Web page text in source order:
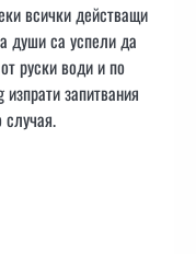
всички действащи
души са успели да
руски води и по
запитвания
случая.